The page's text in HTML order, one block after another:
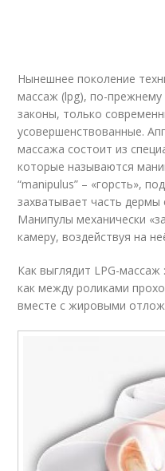
Нынешнее поколение
массаж (lpg), по-прежнему
законы, только
усовершенствованные.
массажа состоит из
которые называются
“manipulus” – «горсть»,
захватывает часть дермы
Манипулы механически
камеру, воздействуя на
Как выглядит LPG-
как между роликами
вместе с жировыми